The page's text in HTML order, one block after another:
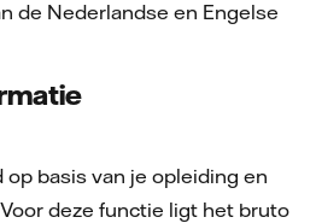
de Nederlandse en Engelse
basis van je opleiding en
deze functie ligt het bruto